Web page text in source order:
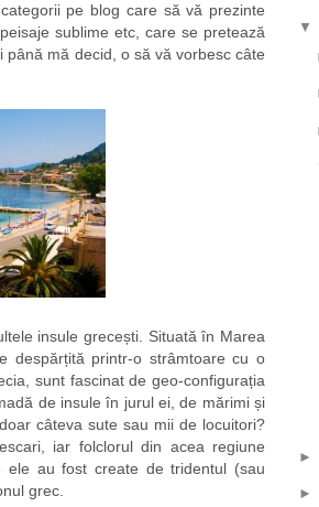
pe blog care să vă prezinte
sublime etc, care se pretează
mă decid, o să vă vorbesc câte
insule grecești. Situată în Marea
despărțită printr-o strâmtoare cu o
sunt fascinat de geo-configurația
de insule în jurul ei, de mărimi și
câteva sute sau mii de locuitori?
iar folclorul din acea regiune
ele au fost create de tridentul (sau
grec.
▼
►
►